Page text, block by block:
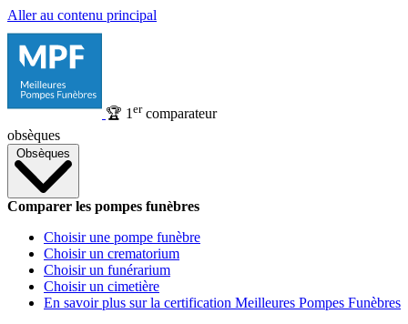
Aller au contenu principal
🏆 1 ercomparateur
obsèques
Obsèques
Comparer les pompes funèbres
Choisir une pompe funèbre
Choisir un crematorium
Choisir un funérarium
Choisir un cimetière
En savoir plus sur la certification Meilleures Pompes Funèbres